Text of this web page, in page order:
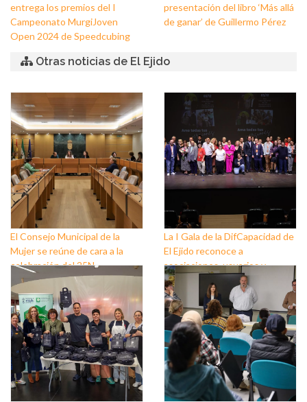
entrega los premios del I
Campeonato MurgiJoven
Open 2024 de Speedcubing
presentación del libro ‘Más allá
de ganar’ de Guillermo Pérez
Otras noticias de El Ejido
El Consejo Municipal de la
Mujer se reúne de cara a la
celebración del 25N
La I Gala de la DifCapacidad de
El Ejido reconoce a
asociaciones, usuarios y
personas que trabajan a favor
de este colectivo